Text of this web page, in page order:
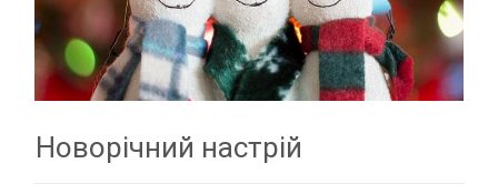
Новорічний настрій